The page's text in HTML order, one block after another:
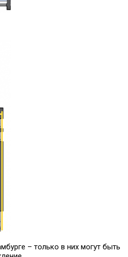
– только в них могут быть